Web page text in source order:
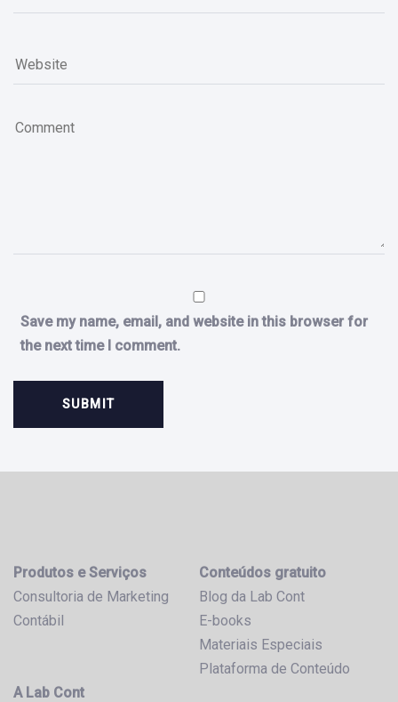
Save my name, email, and website in this browser for
the next time I comment.
Produtos e Serviços
Consultoria de Marketing
Contábil
Conteúdos gratuito
Blog da Lab Cont
E-books
Materiais Especiais
Plataforma de Conteúdo
A Lab Cont